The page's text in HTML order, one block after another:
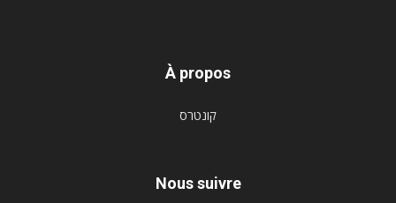
À propos
קונטרס
Nous suivre